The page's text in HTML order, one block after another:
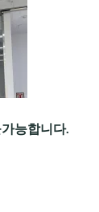
능합니다.